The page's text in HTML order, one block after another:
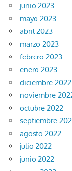
junio 2023
mayo 2023
abril 2023
marzo 2023
febrero 2023
enero 2023
diciembre 2022
noviembre
octubre 2022
septiembre
agosto 2022
julio 2022
junio 2022